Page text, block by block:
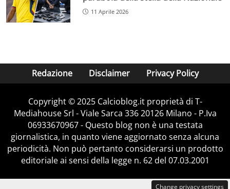
11 Aprile 2026
Redazione Disclaimer Privacy Policy
Copyright © 2025 Calcioblog.it proprietà di T-
Mediahouse Srl - Viale Sarca 336 20126 Milano - P.Iva
06933670967 - Questo blog non è una testata
giornalistica, in quanto viene aggiornato senza alcuna
periodicità. Non può pertanto considerarsi un prodotto
editoriale ai sensi della legge n. 62 del 07.03.2001
Change privacy settings